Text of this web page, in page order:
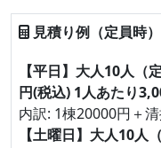
見積り例（定員時）
【平日】大人10人
円(税込) 1人あたり
内訳: 1棟20000円＋
【土曜日】大人10